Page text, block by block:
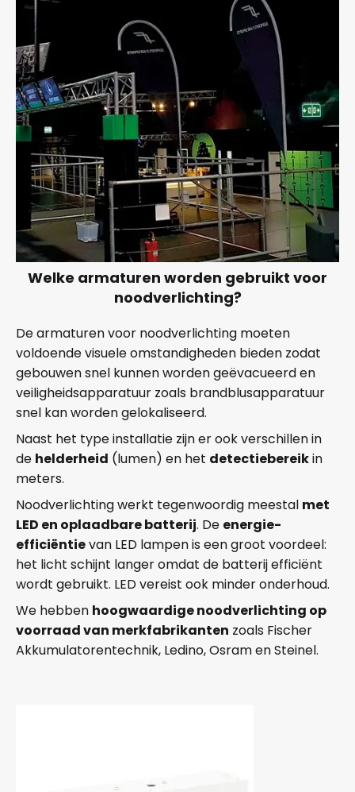
Welke armaturen worden gebruikt voor
noodverlichting?
De armaturen voor noodverlichting moeten
voldoende visuele omstandigheden bieden zodat
gebouwen snel kunnen worden geëvacueerd en
veiligheidsapparatuur zoals brandblusapparatuur
snel kan worden gelokaliseerd.
Naast het type installatie zijn er ook verschillen in
de helderheid (lumen) en het detectiebereikin
meters.
Noodverlichting werkt tegenwoordig meestal met
LED en oplaadbare batterij. De energie-
efficiëntievan LED lampen is een groot voordeel:
het licht schijnt langer omdat de batterij efficiënt
wordt gebruikt. LED vereist ook minder onderhoud.
We hebben hoogwaardige noodverlichting op
voorraad van merkfabrikanten zoals Fischer
Akkumulatorentechnik, Ledino, Osram en Steinel.